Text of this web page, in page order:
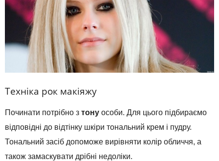
Техніка рок макіяжу
Починати потрібно з тону особи. Для цього підбираємо
відповідні до відтінку шкіри тональний крем і пудру.
Тональний засіб допоможе вирівняти колір обличчя, а
також замаскувати дрібні недоліки.